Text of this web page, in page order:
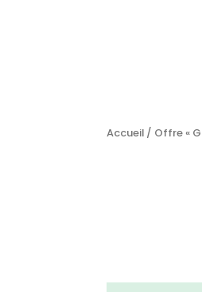
Accueil / Offre «